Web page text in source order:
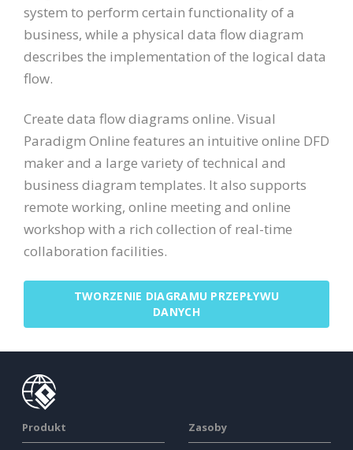
system to perform certain functionality of a
business, while a physical data flow diagram
describes the implementation of the logical data
flow.
Create data flow diagrams online. Visual
Paradigm Online features an intuitive online DFD
maker and a large variety of technical and
business diagram templates. It also supports
remote working, online meeting and online
workshop with a rich collection of real-time
collaboration facilities.
TWORZENIE DIAGRAMU PRZEPŁYWU
DANYCH
Produkt Zasoby